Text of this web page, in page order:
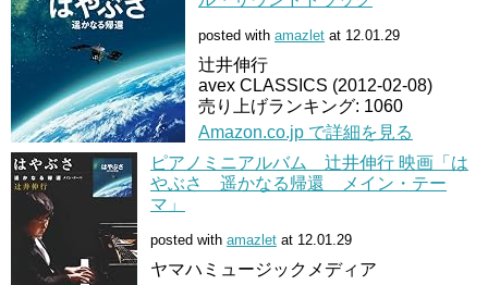
posted with amazlet at 12.01.29
辻井伸行
avex CLASSICS (2012-02-08)
売り上げランキング: 1060
Amazon.co.jp で詳細を見る
ピアノミニアルバム 辻井伸行 映画「は
やぶさ 遥かなる帰還 メイン・テー
マ」
posted with amazlet at 12.01.29
ヤマハミュージックメディア